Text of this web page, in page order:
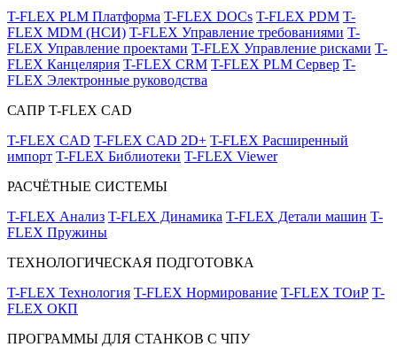
T-FLEX PLM Платформа T-FLEX DOCs T-FLEX PDM T-
FLEX MDM (НСИ) T-FLEX Управление требованиями T-
FLEX Управление проектами T-FLEX Управление рисками T-
FLEX Канцелярия T-FLEX CRM T-FLEX PLM Сервер T-
FLEX Электронные руководства
САПР T-FLEX CAD
T-FLEX CAD T-FLEX CAD 2D+ T-FLEX Расширенный
импорт T-FLEX Библиотеки T-FLEX Viewer
РАСЧЁТНЫЕ СИСТЕМЫ
T-FLEX Анализ T-FLEX Динамика T-FLEX Детали машин T-
FLEX Пружины
ТЕХНОЛОГИЧЕСКАЯ ПОДГОТОВКА
T-FLEX Технология T-FLEX Нормирование T-FLEX ТОиР T-
FLEX ОКП
ПРОГРАММЫ ДЛЯ СТАНКОВ С ЧПУ